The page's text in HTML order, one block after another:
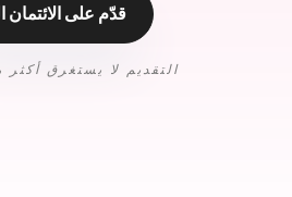
قدّم على الائتمان
التقديم لا يستغرق أكثر من 5